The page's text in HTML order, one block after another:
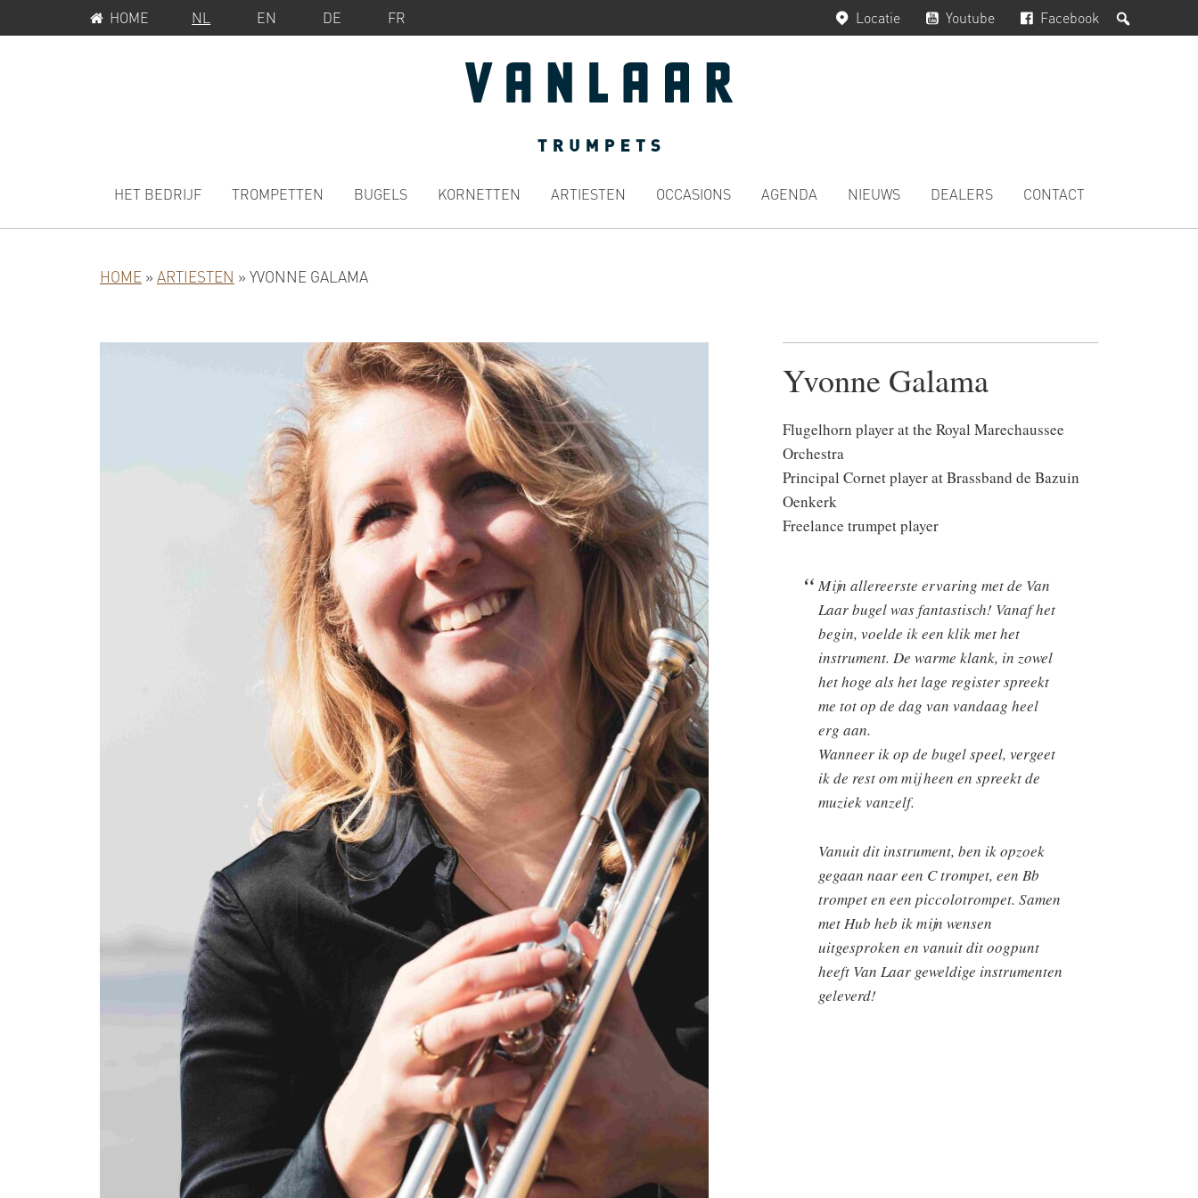
naar
naar
SERVICEMENUHOME NL EN DE FR Facebook
Youtube
Locatie
NAVIGATION
HET BEDRIJF TROMPETTEN BUGELS KORNETTEN ARTIESTEN OCCASIONS AGENDA NIEUWS DEALERS CONTACT
HOME » ARTIESTEN » YVONNE GALAMA
Yvonne Galama
Flugelhorn player at the Royal Marechaussee
Orchestra
Principal Cornet player at Brassband de Bazuin
Oenkerk
Freelance trumpet player
Mijn allereerste ervaring met de Van
Laar bugel was fantastisch! Vanaf het
begin, voelde ik een klik met het
instrument. De warme klank, in zowel
het hoge als het lage register spreekt
me tot op de dag van vandaag heel
erg aan.
Wanneer ik op de bugel speel, vergeet
ik de rest om mij heen en spreekt de
muziek vanzelf.
Vanuit dit instrument, ben ik opzoek
gegaan naar een C trompet, een Bb
trompet en een piccolotrompet. Samen
met Hub heb ik mijn wensen
uitgesproken en vanuit dit oogpunt
heeft Van Laar geweldige instrumenten
geleverd!